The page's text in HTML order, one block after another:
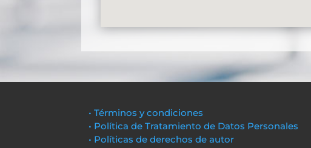
• Términos y condiciones
• Política de Tratamiento de Datos Personales
• Políticas de derechos de autor